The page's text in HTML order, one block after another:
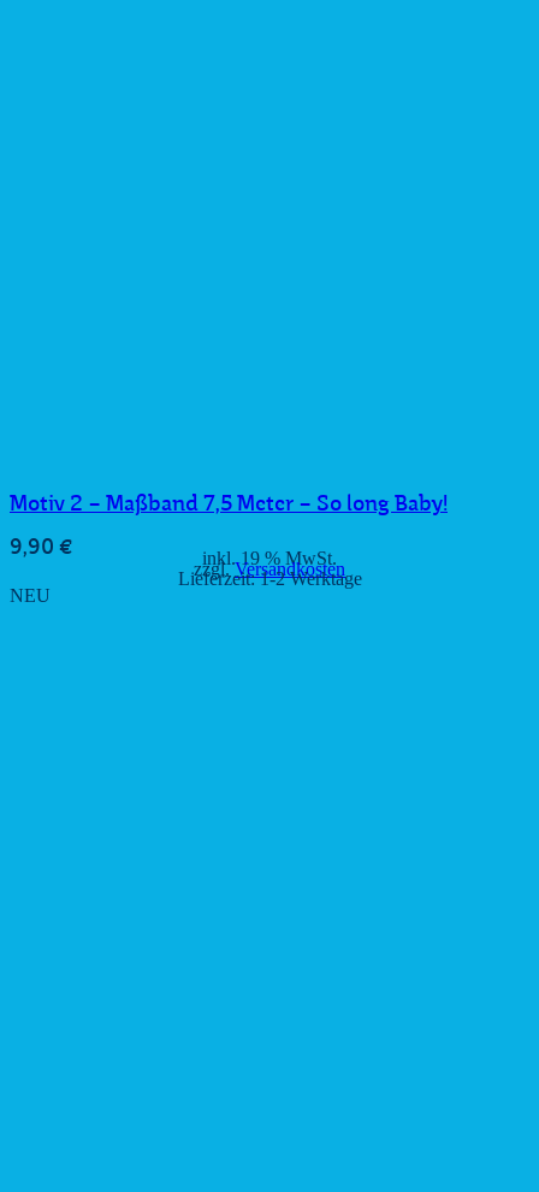
Motiv 2 – Maßband 7,5 Meter – So long Baby!
9,90 € inkl. 19 % MwSt.
zzgl.Versandkosten
Lieferzeit:1-2 Werktage
NEU